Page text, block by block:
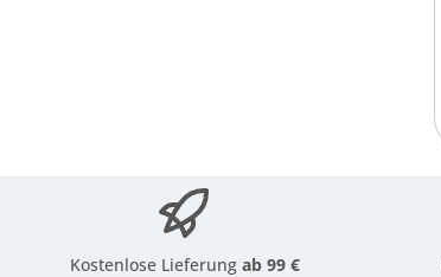
Kostenlose Lieferungab 99 €